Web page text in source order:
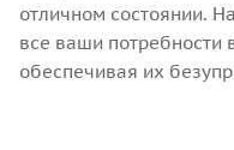
отличном состоянии.
все ваши потребности
обеспечивая их